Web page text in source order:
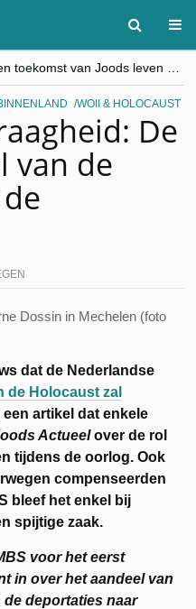
“Besnijdenisdebat toont hoe moeilijk seculiere Westen minderheden begrijpt”, Jinnih Beels (Vooruit)
CITYTRIP | ROEMENIË – Boekarest: de verrassing van Oost-Europa
goKosher lanceert nieuwe website en samenwerking met Mishpacha voor kosher travel en simchas wereldwijd
WOII & HOLOCAUST
De
van de
Dossin in Mechelen (foto
dat de Nederlandse
de Holocaust zal
artikel dat enkele
Actueelover de rol
tijdens de oorlog. Ook
compenseerden
bleef het enkel bij
spijtige zaak.
voor het eerst
in over het aandeel van
deportaties naar